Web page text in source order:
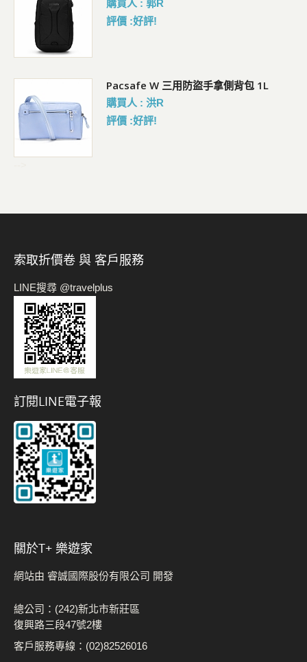
購買人 : 郭R
評價 :好評!
Pacsafe W 三用防盜手拿側背包 1L
購買人 : 洪R
評價 :好評!
索取折價卷 與 客戶服務
LINE搜尋 @travelplus
訂閱LINE電子報
關於t+ 樂遊家
網站由 睿誠國際股份有限公司 開發
總公司：(242)新北市新莊區
復興路三段47號2樓
客戶服務專線：(02)82526016